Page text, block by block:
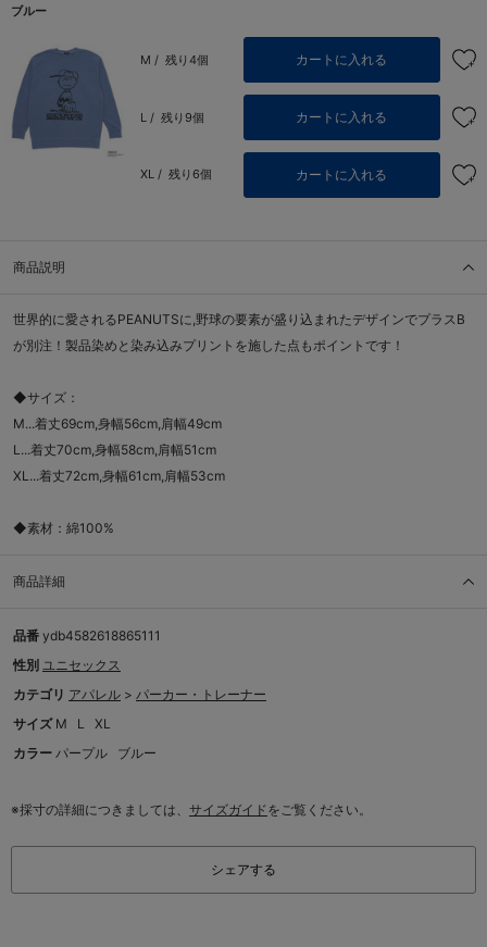
ブルー
M / 残り4個 カートに入れる
L / 残り9個 カートに入れる
XL / 残り6個 カートに入れる
商品説明
世界的に愛されるPEANUTSに,野球の要素が盛り込まれたデザインでプラスB
が別注！製品染めと染み込みプリントを施した点もポイントです！
◆サイズ：
M...着丈69cm,身幅56cm,肩幅49cm
L...着丈70cm,身幅58cm,肩幅51cm
XL...着丈72cm,身幅61cm,肩幅53cm
◆素材：綿100%
商品詳細
品番 ydb4582618865111
性別 ユニセックス
カテゴリ アパレル > パーカー・トレーナー
サイズ M L
XL
カラー パープル ブルー
※採寸の詳細につきましては、 サイズガイドをご覧ください。
シェアする